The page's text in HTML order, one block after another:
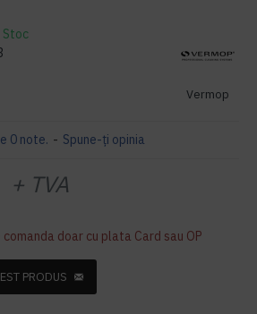
Stoc
Vermop
0 note. - Spune-ţi opinia
+ TVA
doar cu plata Card sau OP
PRODUS